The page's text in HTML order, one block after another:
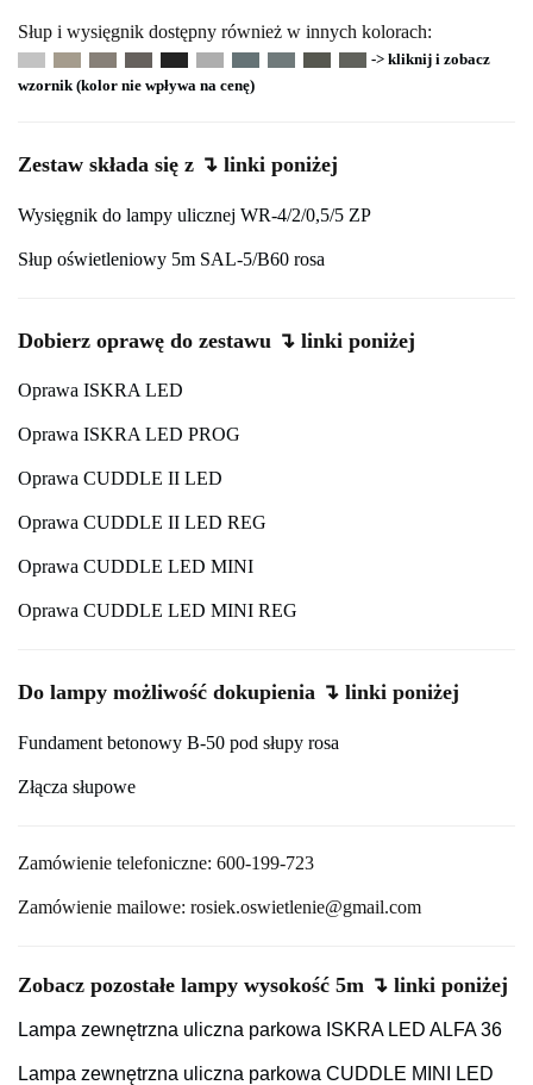
Słup i wysięgnik dostępny również w innych kolorach:
-> kliknij i zobacz
wzornik (kolor nie wpływa na cenę)
Zestaw składa się z ↴ linki poniżej
Wysięgnik do lampy ulicznej WR-4/2/0,5/5 ZP
Słup oświetleniowy 5m SAL-5/B60 rosa
Dobierz oprawę do zestawu ↴ linki poniżej
Oprawa ISKRA LED
Oprawa ISKRA LED PROG
Oprawa CUDDLE II LED
Oprawa CUDDLE II LED REG
Oprawa CUDDLE LED MINI
Oprawa CUDDLE LED MINI REG
Do lampy możliwość dokupienia ↴ linki poniżej
Fundament betonowy B-50 pod słupy rosa
Złącza słupowe
Zamówienie telefoniczne: 600-199-723
Zamówienie mailowe: rosiek.oswietlenie@gmail.com
Zobacz pozostałe lampy wysokość 5m ↴ linki poniżej
Lampa zewnętrzna uliczna parkowa ISKRA LED ALFA 36
Lampa zewnętrzna uliczna parkowa CUDDLE MINI LED